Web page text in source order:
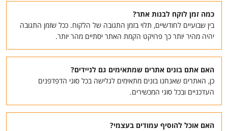
כמה זמן לוקח לבנות אתר?
בין שבועיים לחודשיים, תלוי בזמן התגובה של הלקוח. ככל שזמן התגובה
יהיה מהיר יותר כך פרויקט הקמת האתר יסתיים מהר יותר.
האם אתם בונים אתרים שמתאימים גם לניידים?
כן, האתרים שאנחנו בונים מתאימים לגלישה בכל סוגי הדפדפנים
העדכניים ובכל סוגי המכשירים.
האם אוכל להוסיף עמודים בעצמי?